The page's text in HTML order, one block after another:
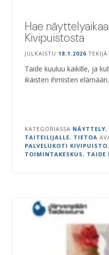
Hae
Kivipuistosta
JULKAISTU 18.1.2026 TEKIJÄ
Taide kuuluu kaikille, ja
ikäisten ihmisten elämään.
KATEGORIASSA NÄYTTELY,
TAITEILIJALLE, TIETOA
PALVELUKOTI KIVIPUISTO,
TOIMINTAKESKUS , TAIDE